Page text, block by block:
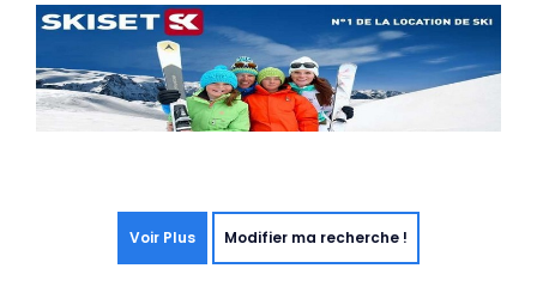
Voir Plus Modifier ma recherche !